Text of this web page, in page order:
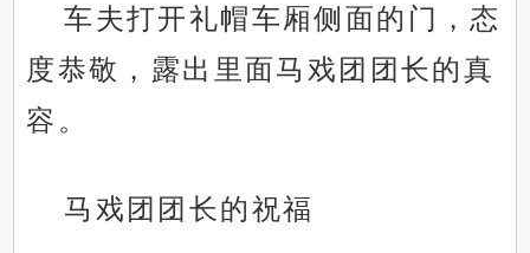
车夫打开礼帽车厢侧面的门，态
度恭敬，露出里面马戏团团长的真
容。
马戏团团长的祝福